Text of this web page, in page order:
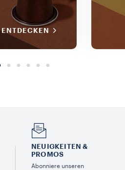
ENTDECKEN
NEUIGKEITEN &
PROMOS​
Abonniere unseren